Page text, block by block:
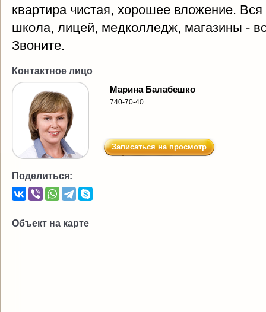
квартира чистая, хорошее вложение.
школа, лицей, медколледж, магазины -
Звоните.
Контактное лицо
Марина Балабешко
740-70-40
Записаться на просмотр
Поделиться:
Объект на карте